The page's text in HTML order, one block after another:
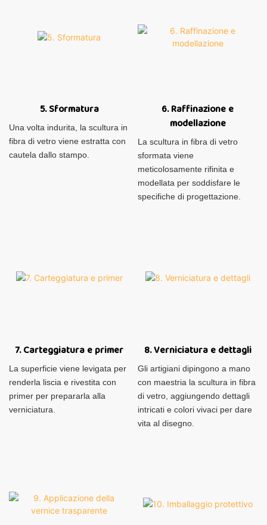
5. Sformatura
Una volta indurita, la scultura in
fibra di vetro viene estratta con
cautela dallo stampo.
6. Raffinazione e
modellazione
La scultura in fibra di vetro
sformata viene
meticolosamente rifinita e
modellata per soddisfare le
specifiche di progettazione.
7. Carteggiatura e primer
La superficie viene levigata per
renderla liscia e rivestita con
primer per prepararla alla
verniciatura.
8. Verniciatura e dettagli
Gli artigiani dipingono a mano
con maestria la scultura in fibra
di vetro, aggiungendo dettagli
intricati e colori vivaci per dare
vita al disegno.